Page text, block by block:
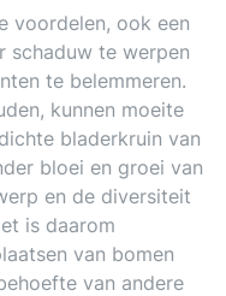
voordelen, ook een
schaduw te werpen
te belemmeren.
kunnen moeite
bladerkruin van
bloei en groei van
en de diversiteit
is daarom
van bomen
van andere